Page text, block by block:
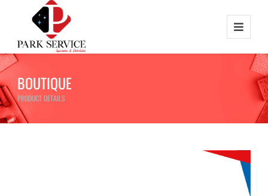
BOUTIQUE
PRODUCT DETAILS